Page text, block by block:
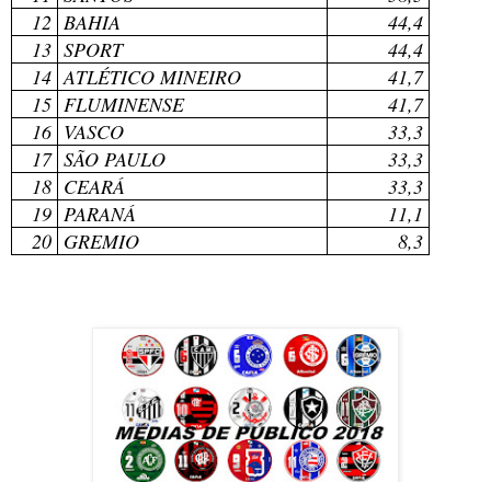
12 BAHIA
44,4
13 SPORT
44,4
14 ATLÉTICO MINEIRO
41,7
15 FLUMINENSE
41,7
16 VASCO
33,3
17 SÃO PAULO
33,3
18 CEARÁ
33,3
19 PARANÁ
11,1
20 GREMIO 8,3